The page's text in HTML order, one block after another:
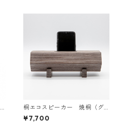
桐エコスピーカー 焼桐（グ
レー）
¥7,700